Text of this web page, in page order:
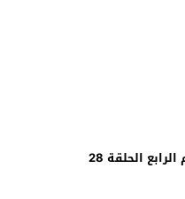
الحلقة 28